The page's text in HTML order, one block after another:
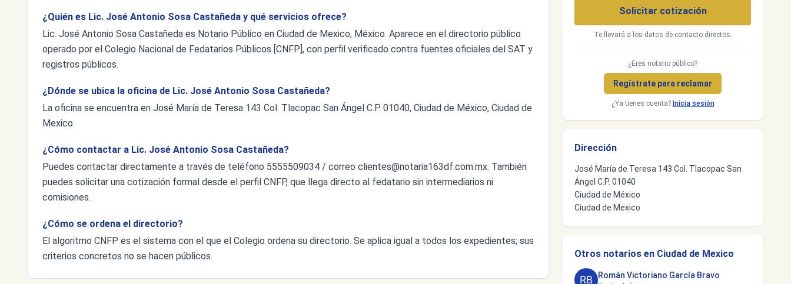
¿Quién es Lic. José Antonio Sosa Castañeda y qué servicios ofrece?
Lic. José Antonio Sosa Castañeda es Notario Público en Ciudad de Mexico, México. Aparece en el directorio público
operado por el Colegio Nacional de Fedatarios Públicos [CNFP], con perfil verificado contra fuentes oficiales del SAT y
registros públicos.
¿Dónde se ubica la oficina de Lic. José Antonio Sosa Castañeda?
La oficina se encuentra en José María de Teresa 143 Col. Tlacopac San Ángel C.P. 01040, Ciudad de México, Ciudad de
Mexico.
¿Cómo contactar a Lic. José Antonio Sosa Castañeda?
Puedes contactar directamente a través de teléfono 5555509034 / correo clientes@notaria163df.com.mx. También
puedes solicitar una cotización formal desde el perfil CNFP, que llega directo al fedatario sin intermediarios ni
comisiones.
¿Cómo se ordena el directorio?
El algoritmo CNFP es el sistema con el que el Colegio ordena su directorio. Se aplica igual a todos los expedientes; sus
criterios concretos no se hacen públicos.
Solicitar cotización
Te llevará a los datos de contacto directos.
¿Eres notario público?
Regístrate para reclamar
¿Ya tienes cuenta? Inicia sesión
Dirección
José María de Teresa 143 Col. Tlacopac San
Ángel C.P. 01040
Ciudad de México
Ciudad de Mexico
Otros notarios en Ciudad de Mexico
Román Victoriano García Bravo